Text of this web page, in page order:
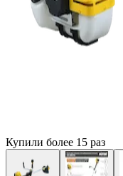
Купили более 15 раз